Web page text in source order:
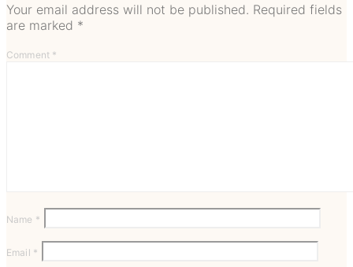
Your email address will not be published. Required fields
are marked *
Comment *
Name *
Email *